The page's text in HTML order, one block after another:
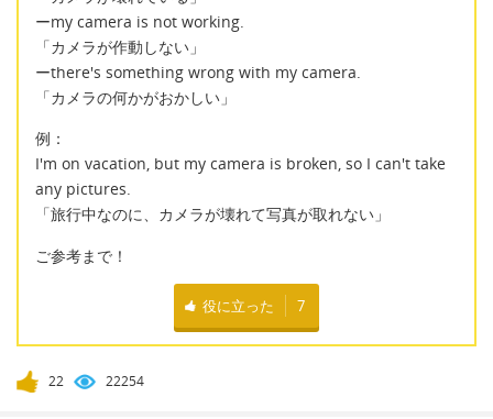
ーmy camera is not working.
「カメラが作動しない」
ーthere's something wrong with my camera.
「カメラの何かがおかしい」
例：
I'm on vacation, but my camera is broken, so I can't take
any pictures.
「旅行中なのに、カメラが壊れて写真が取れない」
ご参考まで！
役に立った 7
22 22254